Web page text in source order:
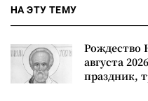
НА ЭТУ ТЕМУ
Рождество
августа
праздник,